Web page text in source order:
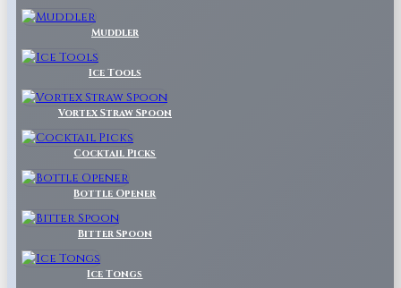
Muddler
Ice Tools
Vortex Straw Spoon
Cocktail Picks
Bottle Opener
Bitter Spoon
Ice Tongs